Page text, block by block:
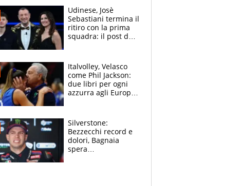
McLaren siano
meglio?”
Udinese, Josè
Sebastiani termina il
ritiro con la prima
squadra: il post del
sfondo
Italvolley, Velasco
come Phil Jackson:
due libri per ogni
azzurra agli Europei.
Silverstone:
Bezzecchi record e
dolori, Bagnaia
spera